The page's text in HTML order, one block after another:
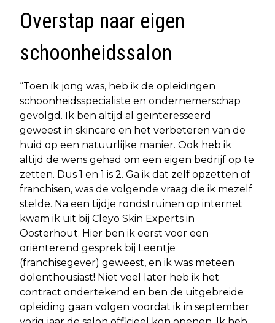
Overstap naar eigen
schoonheidssalon
“Toen ik jong was, heb ik de opleidingen
schoonheidsspecialiste en ondernemerschap
gevolgd. Ik ben altijd al geïnteresseerd
geweest in skincare en het verbeteren van de
huid op een natuurlijke manier. Ook heb ik
altijd de wens gehad om een eigen bedrijf op te
zetten. Dus 1 en 1 is 2. Ga ik dat zelf opzetten of
franchisen, was de volgende vraag die ik mezelf
stelde. Na een tijdje rondstruinen op internet
kwam ik uit bij Cleyo Skin Experts in
Oosterhout. Hier ben ik eerst voor een
oriënterend gesprek bij Leentje
(franchisegever) geweest, en ik was meteen
dolenthousiast! Niet veel later heb ik het
contract ondertekend en ben de uitgebreide
opleiding gaan volgen voordat ik in september